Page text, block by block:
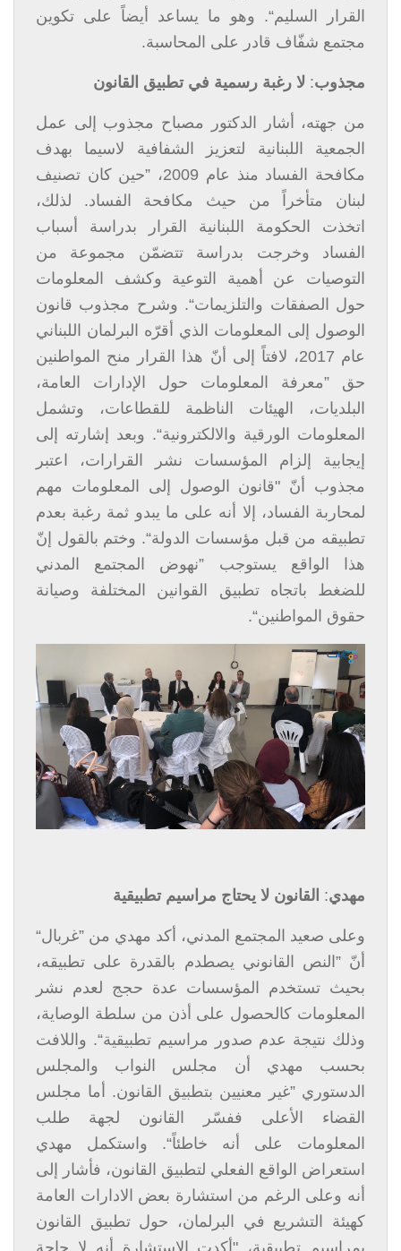
القرار السليم“. وهو ما يساعد أيضاً على تكوين
مجتمع شفّاف قادر على المحاسبة.
مجذوب: لا رغبة رسمية في تطبيق القانون
من جهته، أشار الدكتور مصباح مجذوب إلى عمل
الجمعية اللبنانية لتعزيز الشفافية لاسيما بهدف
مكافحة الفساد منذ عام 2009، ”حين كان تصنيف
لبنان متأخراً من حيث مكافحة الفساد. لذلك،
اتخذت الحكومة اللبنانية القرار بدراسة أسباب
الفساد وخرجت بدراسة تتضمّن مجموعة من
التوصيات عن أهمية التوعية وكشف المعلومات
حول الصفقات والتلزيمات“. وشرح مجذوب قانون
الوصول إلى المعلومات الذي أقرّه البرلمان اللبناني
عام 2017، لافتاً إلى أنّ هذا القرار منح المواطنين
حق ”معرفة المعلومات حول الإدارات العامة،
البلديات، الهيئات الناظمة للقطاعات، وتشمل
المعلومات الورقية والالكترونية“. وبعد إشارته إلى
إيجابية إلزام المؤسسات نشر القرارات، اعتبر
مجذوب أنّ "قانون الوصول إلى المعلومات مهم
لمحاربة الفساد، إلا أنه على ما يبدو ثمة رغبة بعدم
تطبيقه من قبل مؤسسات الدولة“. وختم بالقول إنّ
هذا الواقع يستوجب ”نهوض المجتمع المدني
للضغط باتجاه تطبيق القوانين المختلفة وصيانة
حقوق المواطنين“.
مهدي: القانون لا يحتاج مراسيم تطبيقية
وعلى صعيد المجتمع المدني، أكد مهدي من ”غربال“
أنّ ”النص القانوني يصطدم بالقدرة على تطبيقه،
بحيث تستخدم المؤسسات عدة حجج لعدم نشر
المعلومات كالحصول على أذن من سلطة الوصاية،
وذلك نتيجة عدم صدور مراسيم تطبيقية“. واللافت
بحسب مهدي أن مجلس النواب والمجلس
الدستوري ”غير معنيين بتطبيق القانون. أما مجلس
القضاء الأعلى ففسّر القانون لجهة طلب
المعلومات على أنه خاطئاً“. واستكمل مهدي
استعراض الواقع الفعلي لتطبيق القانون، فأشار إلى
أنه وعلى الرغم من استشارة بعض الادارات العامة
كهيئة التشريع في البرلمان، حول تطبيق القانون
بمراسيم تطبيقية، "أكدت الاستشارة أنه لا حاجة